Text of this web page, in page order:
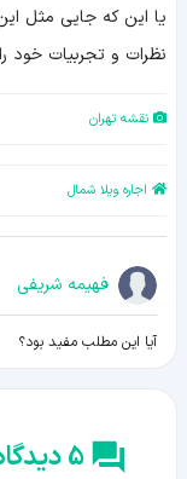
یا این که جایی مثل
نظرات و تجربیات خود
نقشه تهران
اجاره ویلا شمال
فهیمه شریفی
آیا این مطلب مفید بود؟
5 دیدگاه